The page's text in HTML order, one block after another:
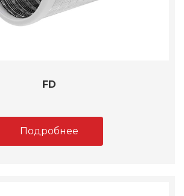
FD
Подробнее